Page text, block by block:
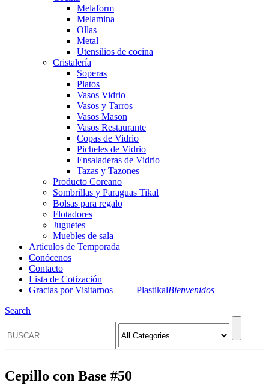
Melaform
Melamina
Ollas
Metal
Utensilios de cocina
Cristalería
Soperas
Platos
Vasos Vidrio
Vasos y Tarros
Vasos Mason
Vasos Restaurante
Copas de Vidrio
Picheles de Vidrio
Ensaladeras de Vidrio
Tazas y Tazones
Producto Coreano
Sombrillas y Paraguas Tikal
Bolsas para regalo
Flotadores
Juguetes
Muebles de sala
Artículos de Temporada
Conócenos
Contacto
Lista de Cotización
Gracias por Visitarnos
PlastikalBienvenidos
Search
Cepillo con Base #50